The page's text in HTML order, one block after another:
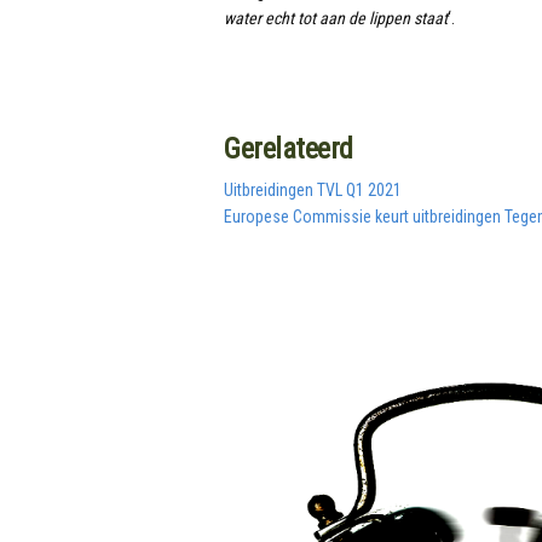
water echt tot aan de lippen staat‘.
Gerelateerd
Uitbreidingen TVL Q1 2021
Europese Commissie keurt uitbreidingen